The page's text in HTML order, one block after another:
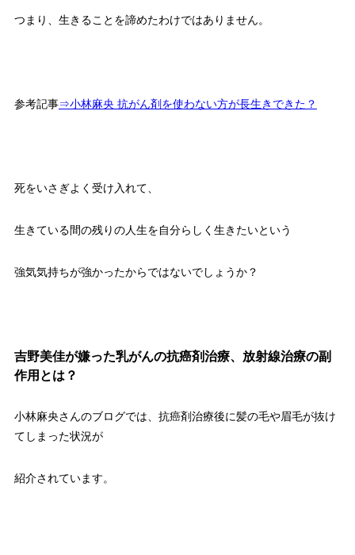
つまり、生きることを諦めたわけではありません。
参考記事⇒小林麻央 抗がん剤を使わない方が長生きできた？
死をいさぎよく受け入れて、
生きている間の残りの人生を自分らしく生きたいという
強気気持ちが強かったからではないでしょうか？
吉野美佳が嫌った乳がんの抗癌剤治療、放射線治療の副
作用とは？
小林麻央さんのブログでは、抗癌剤治療後に髪の毛や眉毛が抜け
てしまった状況が
紹介されています。